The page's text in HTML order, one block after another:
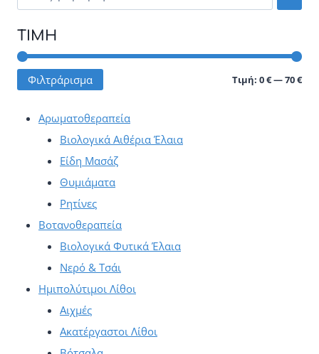
μπορούν
να
στη
σελίδα
του
προϊόντος
ΤΙΜΉ
Φιλτράρισμα Τιμή: 0 €—70 €
Αρωματοθεραπεία
Βιολογικά Αιθέρια Έλαια
Είδη Μασάζ
Θυμιάματα
Ρητίνες
Βοτανοθεραπεία
Βιολογικά Φυτικά Έλαια
Νερό & Τσάι
Ημιπολύτιμοι Λίθοι
Αιχμές
Ακατέργαστοι Λίθοι